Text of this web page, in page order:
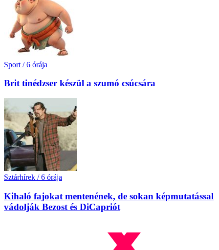
Sport / 6 órája
Brit tinédzser készül a szumó csúcsára
Sztárhírek / 6 órája
Kihaló fajokat mentenének, de sokan képmutatással
vádolják Bezost és DiCapriót